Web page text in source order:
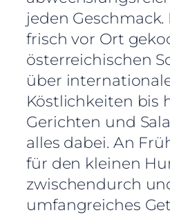
jeden
frisch vor Ort
österreichischen
über
Köstlichkeiten bis
Gerichten und
alles dabei. An
für den kleinen
zwischendurch
umfangreiches